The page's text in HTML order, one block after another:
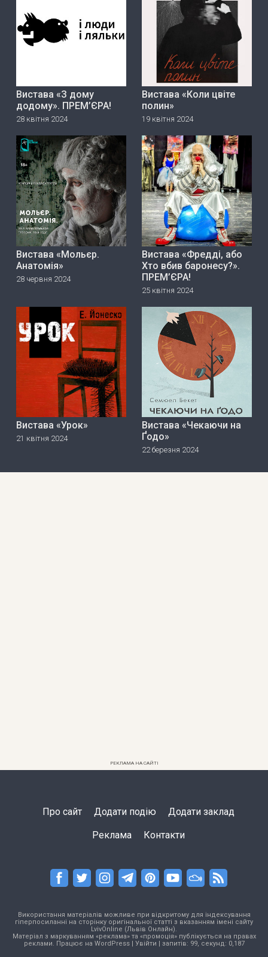
Вистава «З дому
додому». ПРЕМ’ЄРА!
28 квітня 2024
Вистава «Коли цвіте
полин»
19 квітня 2024
Вистава «Мольєр.
Анатомія»
28 червня 2024
Вистава «Фредді, або
Хто вбив баронесу?».
ПРЕМ’ЄРА!
25 квітня 2024
Вистава «Урок»
21 квітня 2024
Вистава «Чекаючи на
Ґодо»
22 березня 2024
РЕКЛАМА НА САЙТІ
Про сайт Додати подію Додати заклад
Реклама Контакти
Використання матеріалів можливе при відкритому для індексування
гіперпосиланні на сторінку оригінальної статті з вказанням імені сайту
LvivOnline (Львів Онлайн).
Матеріал з маркуванням «реклама» та «промоція» публікується на правах
реклами. Працює на WordPress| Увійти | запитів: 99, секунд: 0,187